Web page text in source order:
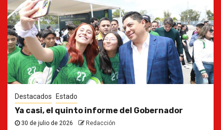
Destacados Estado
Ya casi, el quinto informe del Gobernador
30 de julio de 2026 Redacción